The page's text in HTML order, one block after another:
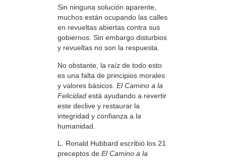
Sin ninguna solución aparente,
muchos están ocupando las calles
en revueltas abiertas contra sus
gobiernos. Sin embargo disturbios
y revueltas no son la respuesta.
No obstante, la raíz de todo esto
es una falta de principios morales
y valores básicos. El Camino a la
Felicidad está ayudando a revertir
este declive y restaurar la
integridad y confianza a la
humanidad.
L. Ronald Hubbard escribió los 21
preceptos de El Camino a la